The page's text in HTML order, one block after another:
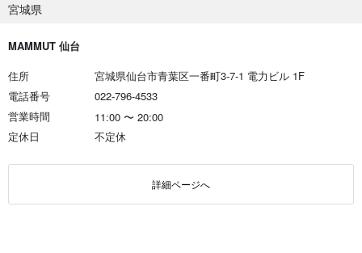
宮城県
MAMMUT 仙台
住所
宮城県仙台市青葉区一番町3-7-1 電力ビル 1F
電話番号
022-796-4533
営業時間
11:00 〜 20:00
定休日
不定休
詳細ページへ